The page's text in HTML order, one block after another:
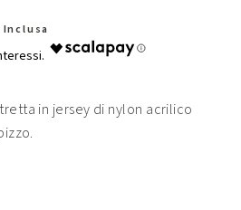
Inclusa
in jersey di nylon acrilico